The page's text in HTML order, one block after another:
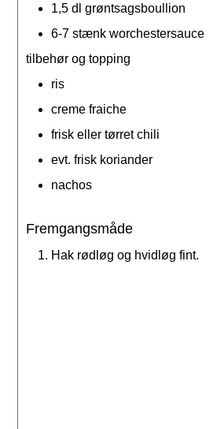
1,5 dl
grøntsagsboullion
6-7 stænk worchestersauce
tilbehør og topping
ris
creme fraiche
frisk eller tørret chili
evt. frisk koriander
nachos
Fremgangsmåde
Hak rødløg og hvidløg fint.